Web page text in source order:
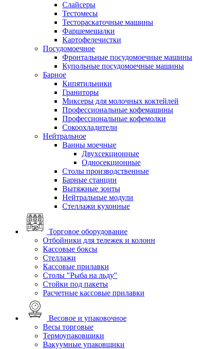
Слайсеры
Тестомесы
Тестораскаточные машины
Фаршемешалки
Картофелечистки
Посудомоечное
Фронтальные посудомоечные машины
Купольные посудомоечные машины
Барное
Кипятильники
Граниторы
Миксеры для молочных коктейлей
Профессиональные кофемашины
Профессиональные кофемолки
Сокоохладители
Нейтральное
Ванны моечные
Двухсекционные
Односекционные
Столы производственные
Барные станции
Вытяжные зонты
Нейтральные модули
Стеллажи кухонные
Торговое оборудование
Отбойники для тележек и колонн
Кассовые боксы
Стеллажи
Кассовые прилавки
Столы "Рыба на льду"
Стойки под пакеты
Расчетные кассовые прилавки
Весовое и упаковочное
Весы торговые
Термоупаковщики
Вакуумные упаковщики